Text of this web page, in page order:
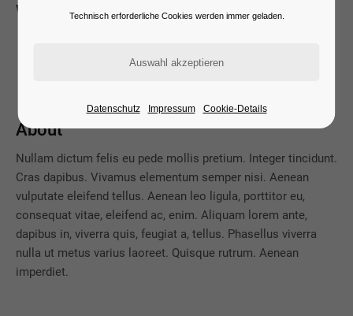
Whats new
elit. Aenean commodo ligula eget dolor. Aenean
About
Nullam dictum felis eu pede mollis pretium. Integer tincidunt.
Cras dapibus. Vivamus elementum semper nisi. Aenean
vulputate eleifend tellus. Aenean leo ligula, porttitor eu,
consequat vitae, eleifend ac, enim. Aliquam lorem ante,
dapibus in, viverra quis, feugiat a, tellus. Phasellus viverra
nulla ut metus varius laoreet. Quisque rutrum. Aenean
imperdiet.
Technisch erforderliche Cookies werden immer geladen.
Datenschutz Impressum Cookie-Details